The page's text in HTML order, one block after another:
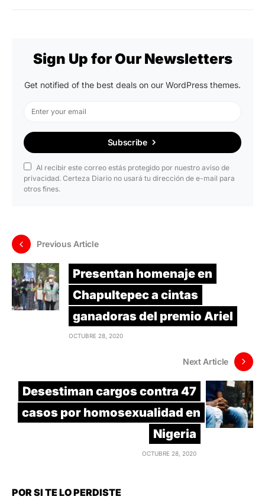
Sign Up for Our Newsletters
Get notified of the best deals on our WordPress themes.
Subscribe
Al recibir este correo estás protegido por nuestro aviso de
privacidad. Certeza Diario no usará tu dirección de e-mail para
otros fines.
Previous Article
Presentan homenaje en
Chapultepec a cintas
ganadoras del premio Ariel
OCTUBRE 28, 2020
Next Article
Desestiman cargos contra 47
casos por homosexualidad en
Nigeria
OCTUBRE 28, 2020
POR SI TE LO PERDISTE